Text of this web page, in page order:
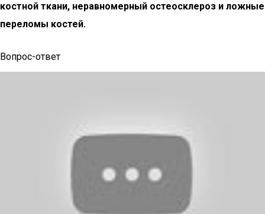
костной ткани, неравномерный остеосклероз и ложные
переломы костей.
Вопрос-ответ